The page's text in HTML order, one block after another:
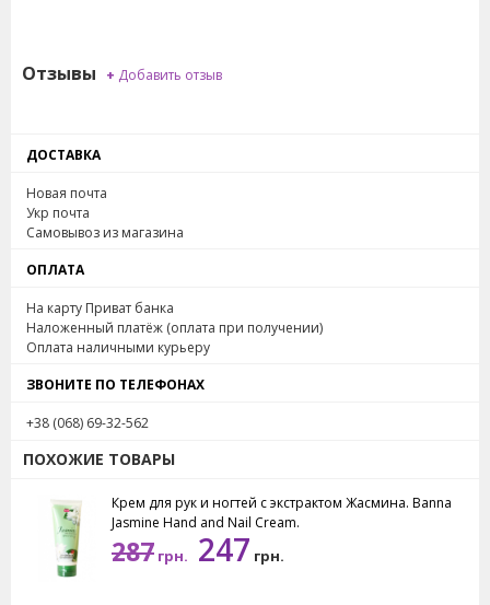
ДОСТАВКА
Новая почта
Укр почта
Самовывоз из магазина
ОПЛАТА
На карту Приват банка
Наложенный платёж (оплата при получении)
Оплата наличными курьеру
ЗВОНИТЕ ПО ТЕЛЕФОНАХ
+38 (068) 69-32-562
ПОХОЖИЕ ТОВАРЫ
Крем для рук и ногтей с экстрактом Жасмина. Banna
Jasmine Hand and Nail Cream.
287 грн. 247 грн.
Отзывы + Добавить отзыв